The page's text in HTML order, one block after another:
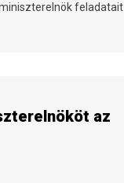
feladatait
az